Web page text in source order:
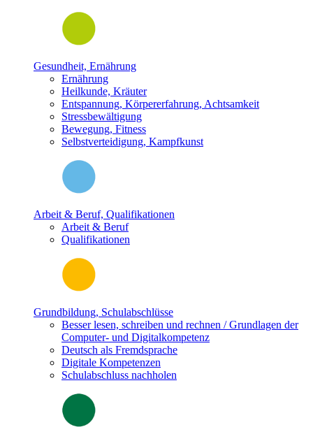
Gesundheit, Ernährung
Ernährung
Heilkunde, Kräuter
Entspannung, Körpererfahrung, Achtsamkeit
Stressbewältigung
Bewegung, Fitness
Selbstverteidigung, Kampfkunst
Arbeit & Beruf, Qualifikationen
Arbeit & Beruf
Qualifikationen
Grundbildung, Schulabschlüsse
Besser lesen, schreiben und rechnen / Grundlagen der
Computer- und Digitalkompetenz
Deutsch als Fremdsprache
Digitale Kompetenzen
Schulabschluss nachholen